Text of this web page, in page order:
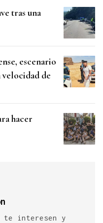
tras una
escenario
velocidad de
hacer
te interesen y